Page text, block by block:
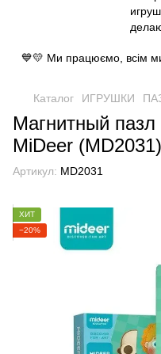
💙💛 Ми працюємо, всім
Каталог ИГРУШКИ
Магнитный
MiDeer (MD2031)
Артикул: MD2031
ХИТ
−20%